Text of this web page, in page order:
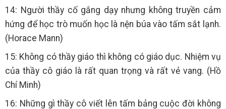
14: Người thầy cố gắng dạy nhưng không truyền cảm
hứng để học trò muốn học là nện búa vào tấm sắt lạnh.
(Horace Mann)
15: Không có thầy giáo thì không có giáo dục. Nhiệm vụ
của thầy cô giáo là rất quan trọng và rất vẻ vang. (Hồ
Chí Minh)
16: Những gì thầy cô viết lên tấm bảng cuộc đời không